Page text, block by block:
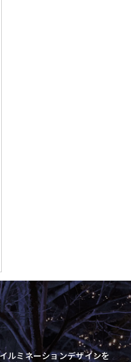
ルミネーションデザインを